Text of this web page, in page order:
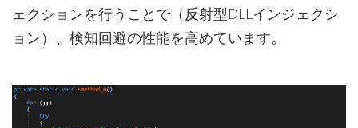
ェクションを行うことで（反射型DLLインジェクシ
ョン）、検知回避の性能を高めています。